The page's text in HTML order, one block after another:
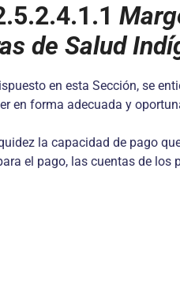
de Salud
en esta Sección, se
en forma adecuada y
la capacidad de pago
el pago, las cuentas de los